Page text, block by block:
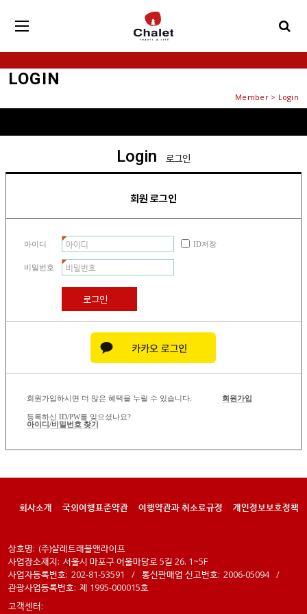
LOGIN
Member > Login
Login 로그인
회원 로그인
아이디 ID저장
비밀번호
로그인
회원가입하시면 더 많은 혜택을 누릴 수 있습니다. 회원가입
등록하신 ID/PW를 잊으셨나요?
아이디/비밀번호 찾기
회사소개 국외여행표준약관 여행약관과 취소료규정 개인정보보호정책
상호명: (주)샬레트래블앤라이프
사업장소재지: 서울시 마포구 어울마당로 5길 26. 1~5F
사업자등록번호: 202-81-53591 / 통신판매업 신고번호: 2006-05094 /
관광사업등록번호: 제 1995-000015호
고객센터: